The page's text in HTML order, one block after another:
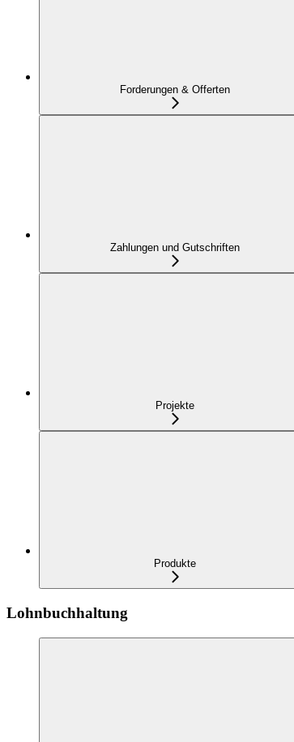
Forderungen & Offerten
Zahlungen und Gutschriften
Projekte
Produkte
Lohnbuchhaltung